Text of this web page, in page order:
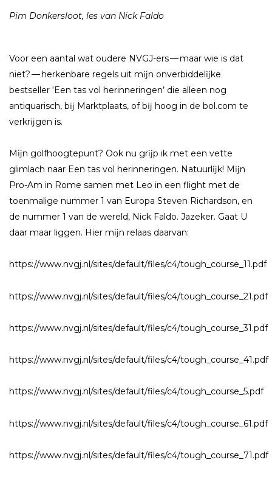
Pim Donkersloot, les van Nick Faldo
Voor een aantal wat oudere NVGJ-ers — maar wie is dat
niet? — herkenbare regels uit mĳn onverbiddelĳke
bestseller ‘Een tas vol herinneringen’ die alleen nog
antiquarisch, bĳ Marktplaats, of bĳ hoog in de bol.com te
verkrĳgen is.
Mĳn golfhoogtepunt? Ook nu grĳp ik met een vette
glimlach naar Een tas vol herinneringen. Natuurlĳk! Mĳn
Pro-Am in Rome samen met Leo in een flight met de
toenmalige nummer 1 van Europa Steven Richardson, en
de nummer 1 van de wereld, Nick Faldo. Jazeker. Gaat U
daar maar liggen. Hier mĳn relaas daarvan:
https://www.nvgj.nl/sites/default/files/c4/tough_course_11.pdf
https://www.nvgj.nl/sites/default/files/c4/tough_course_21.pdf
https://www.nvgj.nl/sites/default/files/c4/tough_course_31.pdf
https://www.nvgj.nl/sites/default/files/c4/tough_course_41.pdf
https://www.nvgj.nl/sites/default/files/c4/tough_course_5.pdf
https://www.nvgj.nl/sites/default/files/c4/tough_course_61.pdf
https://www.nvgj.nl/sites/default/files/c4/tough_course_71.pdf